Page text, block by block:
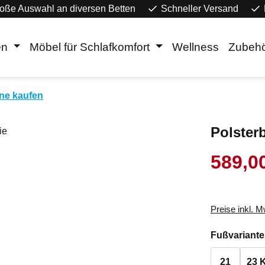
Auswahl an diversen Betten Schneller Versand
Möbel für Schlafkomfort Wellness
kaufen
Preise inkl.
Fußvariante
21 23